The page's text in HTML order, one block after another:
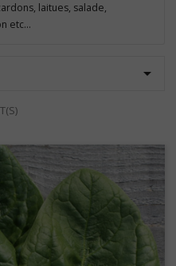
laitues, salade,
etc...
